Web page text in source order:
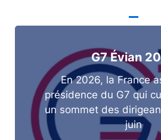
G7 Évian
En 2026, la France
présidence du G7 qui
un sommet des
juin